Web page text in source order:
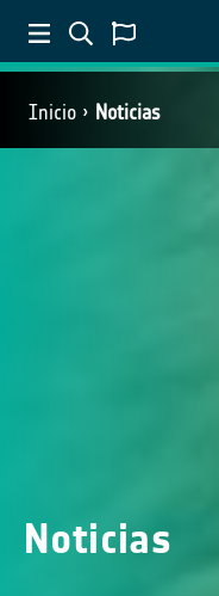
Inicio Noticias
Noticias